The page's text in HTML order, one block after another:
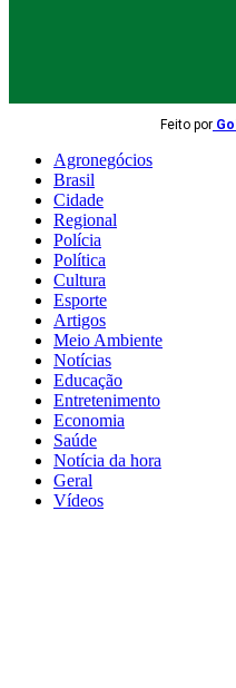
Feito por
Agronegócios
Brasil
Cidade
Regional
Polícia
Política
Cultura
Esporte
Artigos
Meio Ambiente
Notícias
Educação
Entretenimento
Economia
Saúde
Notícia da hora
Geral
Vídeos